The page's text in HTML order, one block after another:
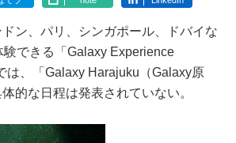
ン、パリ、シンガポール、ドバイな
できる「Galaxy Experience
は、「Galaxy Harajuku（Galaxy原
的な日程は発表されていない。